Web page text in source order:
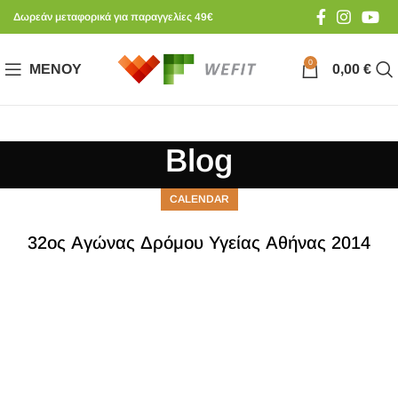
Δωρεάν μεταφορικά για παραγγελίες 49€
ΜΕΝΟΎ 0 0,00 €
Blog
CALENDAR
32ος Αγώνας Δρόμου Υγείας Αθήνας 2014